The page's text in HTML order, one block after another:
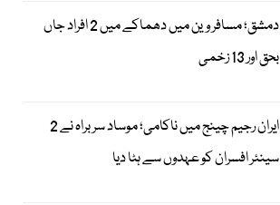
دمشق؛ مسافر وین میں دھماکے میں 2 افراد جاں
بحق اور 13 زخمی
ایران رجیم چینج میں ناکامی؛ موساد سربراہ نے 2
سینئر افسران کو عہدوں سے ہٹا دیا